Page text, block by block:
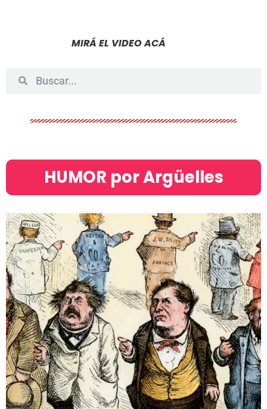
MIRÁ EL VIDEO ACÁ
HUMOR por Argüelles​